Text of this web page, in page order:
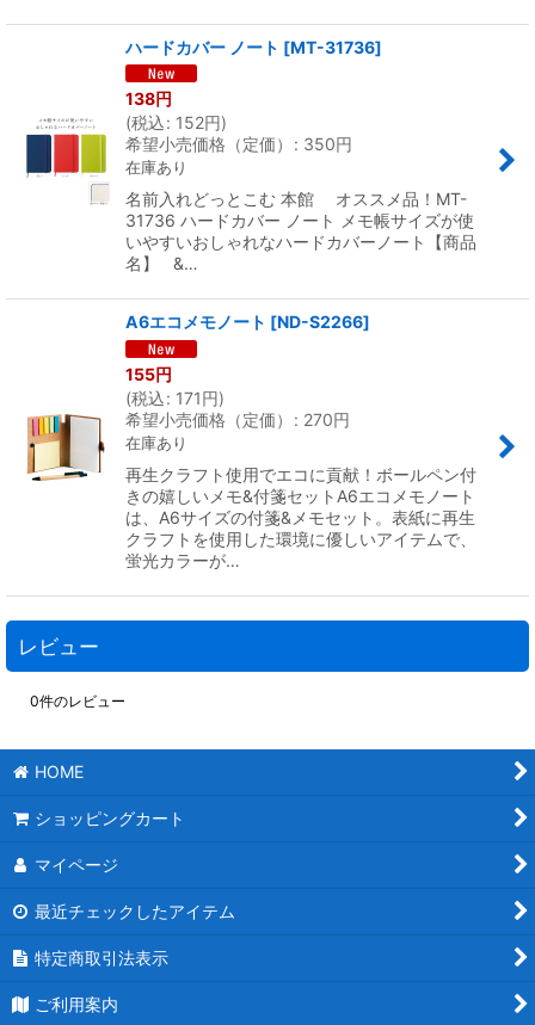
ハードカバー ノート [MT-31736]
138円
(税込: 152円)
希望小売価格（定価）
: 350円
在庫あり
名前入れどっとこむ 本館 オススメ品！MT-
31736 ハードカバー ノート メモ帳サイズが使
いやすいおしゃれなハードカバーノート【商品
名】 &…
A6エコメモノート [ND-S2266]
155円
(税込: 171円)
希望小売価格（定価）
: 270円
在庫あり
再生クラフト使用でエコに貢献！ボールペン付
きの嬉しいメモ&付箋セットA6エコメモノート
は、A6サイズの付箋&メモセット。表紙に再生
クラフトを使用した環境に優しいアイテムで、
蛍光カラーが…
レビュー
0件のレビュー
HOME
ショッピングカート
マイページ
最近チェックしたアイテム
特定商取引法表示
ご利用案内